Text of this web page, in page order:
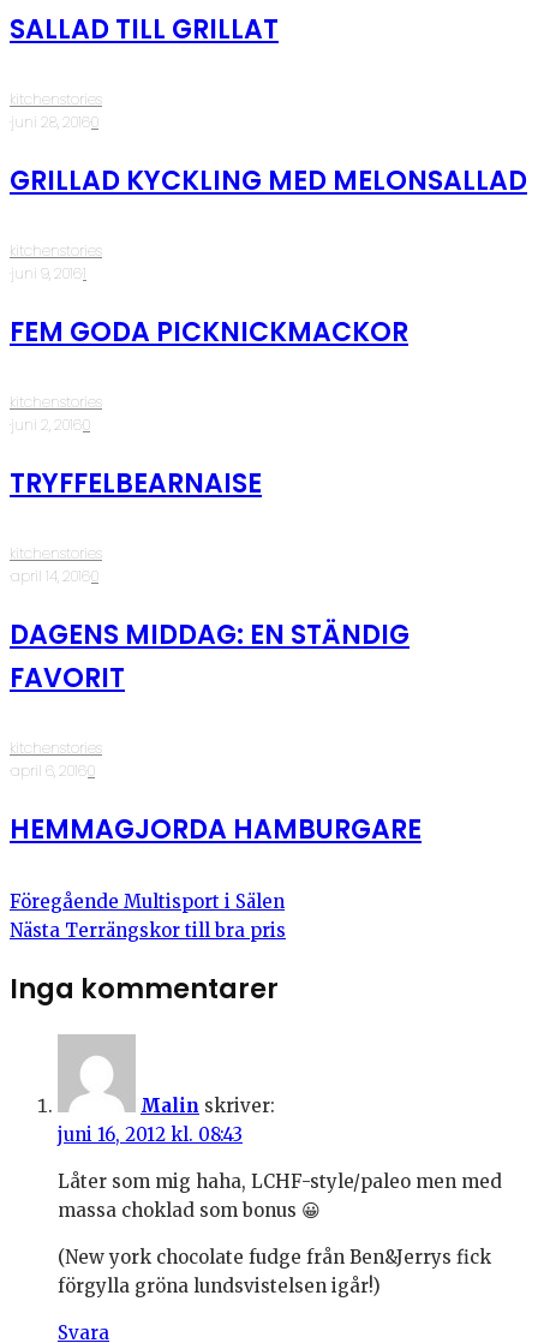
SALLAD TILL GRILLAT
kitchenstories
·juni 28, 2016·0
GRILLAD KYCKLING MED MELONSALLAD
kitchenstories
·juni 9, 2016·1
FEM GODA PICKNICKMACKOR
kitchenstories
·juni 2, 2016·0
TRYFFELBEARNAISE
kitchenstories
·april 14, 2016·0
DAGENS MIDDAG: EN STÄNDIG
FAVORIT
kitchenstories
·april 6, 2016·0
HEMMAGJORDA HAMBURGARE
Föregående Multisport i Sälen
Nästa Terrängskor till bra pris
Inga kommentarer
Malin skriver:
juni 16, 2012 kl. 08:43
Låter som mig haha, LCHF-style/paleo men med
massa choklad som bonus 😀
(New york chocolate fudge från Ben&Jerrys fick
förgylla gröna lundsvistelsen igår!)
Svara